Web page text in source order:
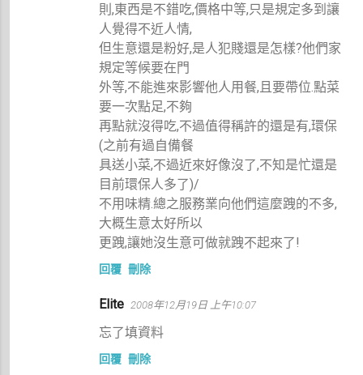
則,東西是不錯吃,價格中等,只是規定多到讓
人覺得不近人情,
但生意還是粉好,是人犯賤還是怎樣?他們家
規定等候要在門
外等,不能進來影響他人用餐,且要帶位.點菜
要一次點足,不夠
再點就沒得吃,不過值得稱許的還是有,環保
(之前有過自備餐
具送小菜,不過近來好像沒了,不知是忙還是
目前環保人多了)/
不用味精.總之服務業向他們這麼跩的不多,
大概生意太好所以
更跩,讓她沒生意可做就跩不起來了!
回覆 刪除
Elite 2008年12月19日 上午10:07
忘了填資料
回覆 刪除